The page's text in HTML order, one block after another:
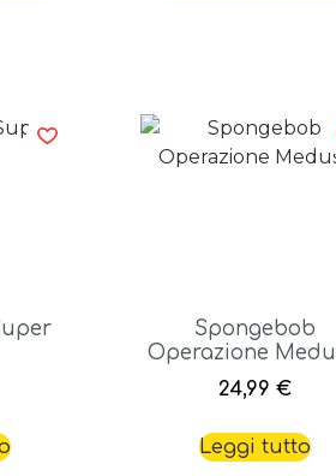
Spongebob
Operazione
24,99 €
Leggi tutto